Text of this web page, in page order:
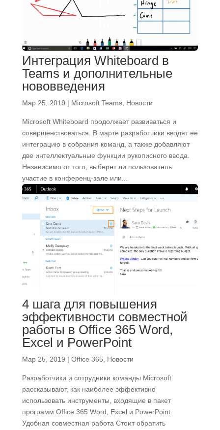
Интеграция Whiteboard в
Teams и дополнительные
нововведения
Мар 25, 2019 | Microsoft Teams, Новости
Microsoft Whiteboard продолжает развиваться и
совершенствоваться. В марте разработчики вводят ее
интеграцию в собрания команд, а также добавляют
две интеллектуальные функции рукописного ввода.
Независимо от того, выберет ли пользователь
участие в конференц-зале или...
4 шага для повышения
эффективности совместной
работы в Office 365 Word,
Excel и PowerPoint
Мар 25, 2019 | Office 365 Новости
Разработчики и сотрудники команды Microsoft
рассказывают, как наиболее эффективно
использовать инструменты, входящие в пакет
программ Office 365 Word, Excel и PowerPoint.
Удобная совместная работа Стоит обратить